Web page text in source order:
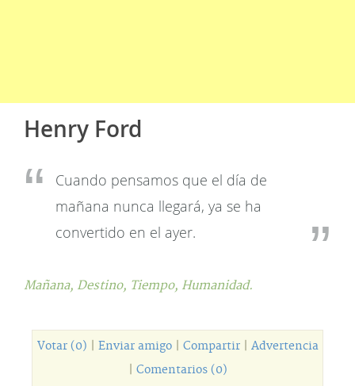
Henry Ford
Cuando pensamos que el día de
mañana nunca llegará, ya se ha
convertido en el ayer.
Mañana, Destino, Tiempo, Humanidad.
Votar (0) Enviar amigo| Compartir| Advertencia
Comentarios (0)